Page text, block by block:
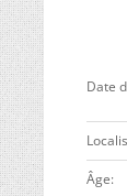
Date
ge